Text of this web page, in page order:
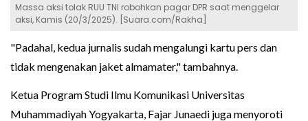
Massa aksi tolak RUU TNI robohkan pagar DPR saat menggelar
aksi, Kamis (20/3/2025). [Suara.com/Rakha]
"Padahal, kedua jurnalis sudah mengalungi kartu pers dan
tidak mengenakan jaket almamater," tambahnya.
Ketua Program Studi Ilmu Komunikasi Universitas
Muhammadiyah Yogyakarta, Fajar Junaedi juga menyoroti